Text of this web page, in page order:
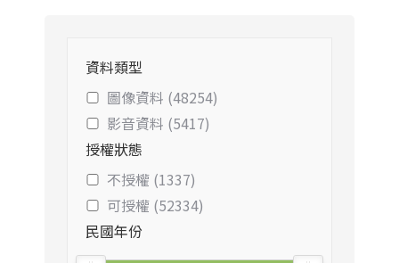
資料類型
圖像資料 (48254)
影音資料 (5417)
授權狀態
不授權 (1337)
可授權 (52334)
民國年份